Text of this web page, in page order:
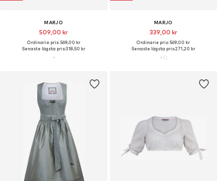
MARJO
509,00 kr
Ordinarie pris: 569,00 kr
Senaste lägsta pris:318,50 kr
MARJO
339,00 kr
Ordinarie pris: 569,00 kr
Senaste lägsta pris:271,20 kr